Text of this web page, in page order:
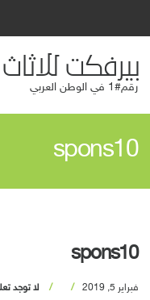
بيرفكت للاثاث
رقم#1 في الوطن العربي
spons10
spons10
فبراير 5, 2019 لا توجد